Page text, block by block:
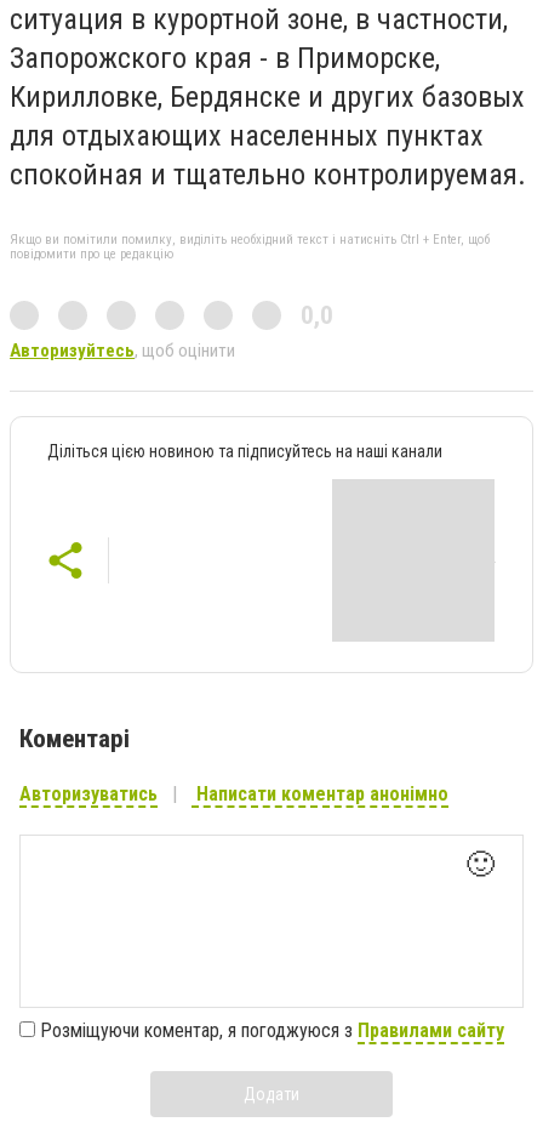
ситуация в курортной зоне, в частности,
Запорожского края - в Приморске,
Кирилловке, Бердянске и других базовых
для отдыхающих населенных пунктах
спокойная и тщательно контролируемая.
Якщо ви помітили помилку, виділіть необхідний текст і натисніть Ctrl + Enter, щоб
повідомити про це редакцію
0,0
Авторизуйтесь, щоб оцінити
Діліться цією новиною та підписуйтесь на наші канали
Коментарі
Авторизуватись Написати коментар анонімно
🙂
Розміщуючи коментар, я погоджуюся з Правилами сайту
Додати